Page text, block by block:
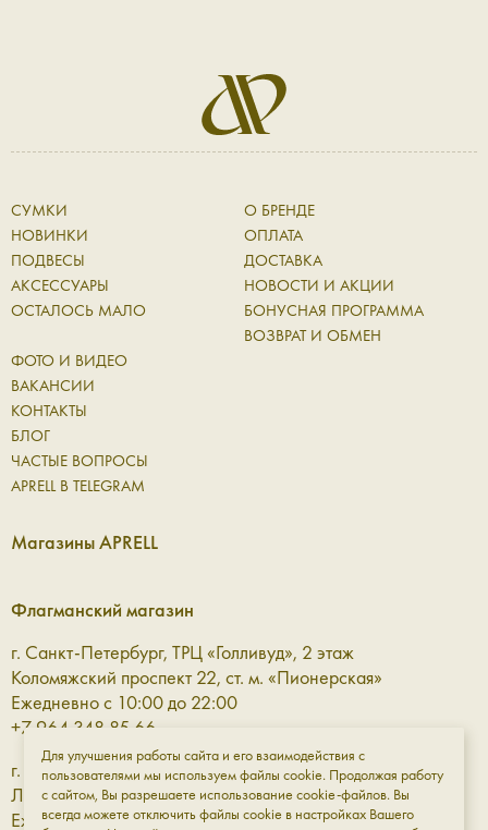
СУМКИ
НОВИНКИ
ПОДВЕСЫ
АКСЕССУАРЫ
ОСТАЛОСЬ МАЛО
О БРЕНДЕ
ОПЛАТА
ДОСТАВКА
НОВОСТИ И АКЦИИ
БОНУСНАЯ ПРОГРАММА
ВОЗВРАТ И ОБМЕН
ФОТО И ВИДЕО
ВАКАНСИИ
КОНТАКТЫ
БЛОГ
ЧАСТЫЕ ВОПРОСЫ
APRELL В TELEGRAM
Магазины APRELL
Флагманский магазин
г. Санкт-Петербург, ТРЦ «Голливуд», 2 этаж
Коломяжский проспект 22, ст. м. «Пионерская»
Ежедневно с 10:00 до 22:00
+7 964 348 85 66
г. Санкт-Петербург, ТРЦ «Галерея» 3 этаж
Лиговский проспект, 30а, ст. м. «Площадь Восстания»
Ежедневно с 10:00 до 23:00
Для улучшения работы сайта и его взаимодействия с
пользователями мы используем файлы cookie. Продолжая работу
с сайтом, Вы разрешаете использование cookie-файлов. Вы
всегда можете отключить файлы cookie в настройках Вашего